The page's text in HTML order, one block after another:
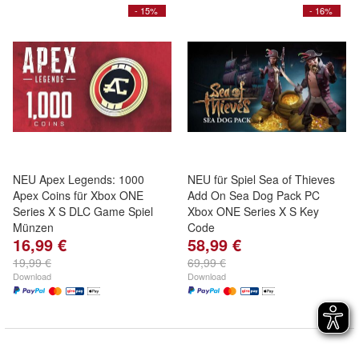
- 15%
NEU Apex Legends: 1000
Apex Coins für Xbox ONE
Series X S DLC Game Spiel
Münzen
16,99 €
19,99 €
Download
- 16%
NEU für Spiel Sea of Thieves
Add On Sea Dog Pack PC
Xbox ONE Series X S Key
Code
58,99 €
69,99 €
Download